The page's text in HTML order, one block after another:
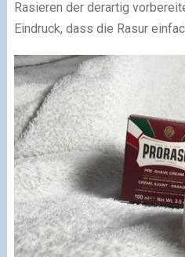
Rasieren der derartig
Eindruck, dass die Rasur